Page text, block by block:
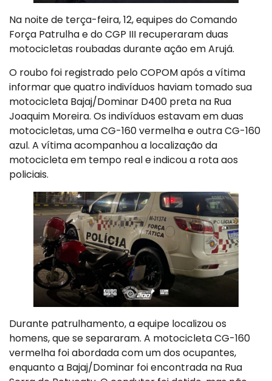
Na noite de terça-feira, 12, equipes do Comando
Força Patrulha e do CGP III recuperaram duas
motocicletas roubadas durante ação em Arujá.
O roubo foi registrado pelo COPOM após a vítima
informar que quatro indivíduos haviam tomado sua
motocicleta Bajaj/Dominar D400 preta na Rua
Joaquim Moreira. Os indivíduos estavam em duas
motocicletas, uma CG-160 vermelha e outra CG-160
azul. A vítima acompanhou a localização da
motocicleta em tempo real e indicou a rota aos
policiais.
Durante patrulhamento, a equipe localizou os
homens, que se separaram. A motocicleta CG-160
vermelha foi abordada com um dos ocupantes,
enquanto a Bajaj/Dominar foi encontrada na Rua